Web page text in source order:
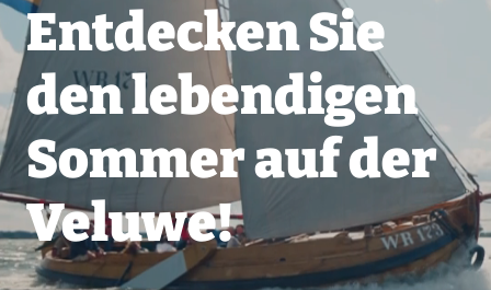
Entdecken Sie
den lebendigen
Sommer auf der
Veluwe!